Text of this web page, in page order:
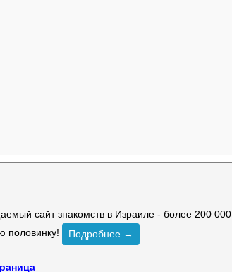
сайт знакомств в Израиле - более 200 000
половинку!
Подробнее →